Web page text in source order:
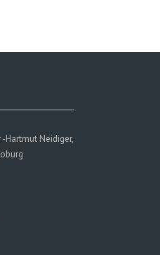
Hartmut Neidiger,